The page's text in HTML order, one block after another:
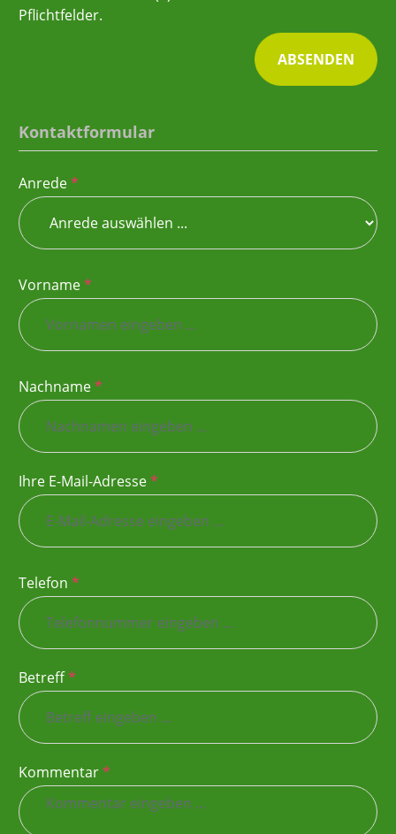
Pflichtfelder.
ABSENDEN
Kontaktformular
Anrede*
Vorname*
Nachname*
Ihre E-Mail-Adresse*
Telefon *
Betreff*
Kommentar*